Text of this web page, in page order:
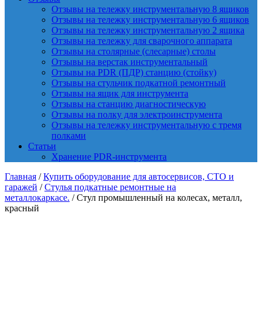
Отзывы на тележку инструментальную 8 ящиков
Отзывы на тележку инструментальную 6 ящиков
Отзывы на тележку инструментальную 2 ящика
Отзывы на тележку для сварочного аппарата
Отзывы на столярные (слесарные) столы
Отзывы на верстак инструментальный
Отзывы на PDR (ПДР) станцию (стойку)
Отзывы на стульчик подкатной ремонтный
Отзывы на ящик для инструмента
Отзывы на станцию диагностическую
Отзывы на полку для электроинструмента
Отзывы на тележку инструментальную с тремя
полками
Статьи
Хранение PDR-инструмента
Главная /Купить оборудование для автосервисов, СТО и
гаражей /Стулья подкатные ремонтные на
металлокаркасе. / Стул промышленный на колесах, металл,
красный